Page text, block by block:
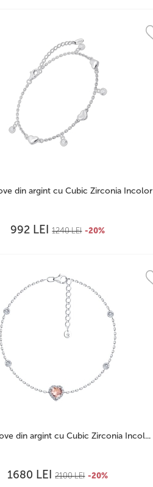
din argint cu Cubic Zirconia Incolor
992 LEI 1240LEI -20%
din argint cu Cubic Zirconia Incol...
1680 LEI 2100LEI -20%